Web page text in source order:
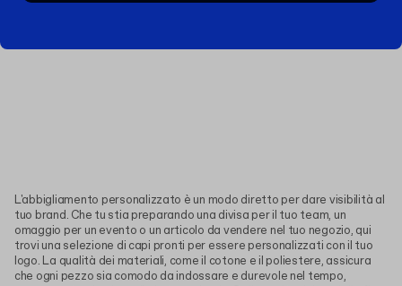
L'abbigliamento personalizzato è un modo diretto per dare visibilità al
tuo brand. Che tu stia preparando una divisa per il tuo team, un
omaggio per un evento o un articolo da vendere nel tuo negozio, qui
trovi una selezione di capi pronti per essere personalizzati con il tuo
logo. La qualità dei materiali, come il cotone e il poliestere, assicura
che ogni pezzo sia comodo da indossare e durevole nel tempo,